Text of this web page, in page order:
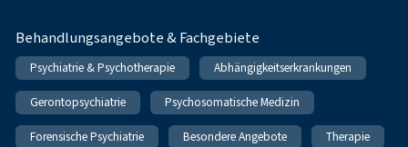
Behandlungsangebote & Fachgebiete
Psychiatrie & Psychotherapie Abhängigkeitserkrankungen
Gerontopsychiatrie Psychosomatische Medizin
Forensische Psychiatrie Besondere Angebote Therapie